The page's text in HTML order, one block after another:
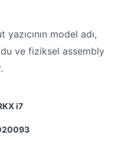
model adı,
ve fiziksel assembly
i7